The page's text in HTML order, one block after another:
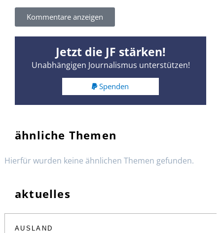
Kommentare anzeigen
Jetzt die JF stärken!
Unabhängigen Journalismus unterstützen!
Spenden
ähnliche Themen
Hierfür wurden keine ähnlichen Themen gefunden.
aktuelles
AUSLAND